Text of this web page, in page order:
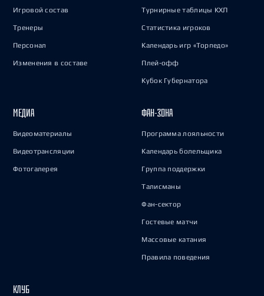
Игровой состав
Тренеры
Персонал
Изменения в составе
Турнирные таблицы КХЛ
Статистика игроков
Календарь игр «Торпедо»
Плей-офф
Кубок Губернатора
МЕДИА
Видеоматериалы
Видеотрансляции
Фотогалерея
ФАН-ЗОНА
Программа лояльности
Календарь болельщика
Группа поддержки
Талисманы
Фан-сектор
Гостевые матчи
Массовые катания
Правила поведения
КЛУБ